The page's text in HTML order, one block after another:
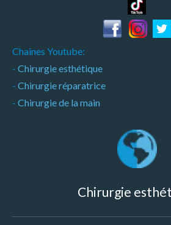
Chaines Youtube:
- Chirurgie esthétique
- Chirurgie réparatrice
- Chirurgie de la main
Chirurgie